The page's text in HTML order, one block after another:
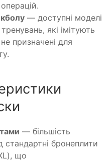
— доступні моделі
які імітують
призначені для
— більшість
стандартні бронеплити
що